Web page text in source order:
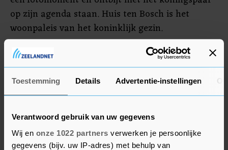
Toestemming Details Advertentie-instellingen
Verantwoord gebruik van uw gegevens
Wij en onze 1022 partners verwerken je persoonlijke
gegevens (bijv. uw IP-adres) met behulp van
op zijn agenda staan. Huis ten Bosch is het
woonpaleis van het koninklijk gezin.